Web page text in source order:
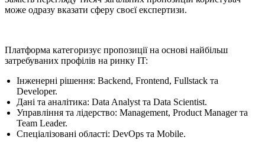
може одразу вказати сферу своєї експертизи.
Платформа категоризує пропозиції на основі найбільш
затребуваних профілів на ринку IT:
Інженерні рішення: Backend, Frontend, Fullstack та
Developer.
Дані та аналітика: Data Analyst та Data Scientist.
Управління та лідерство: Management, Product Manager та
Team Leader.
Спеціалізовані області: DevOps та Mobile.